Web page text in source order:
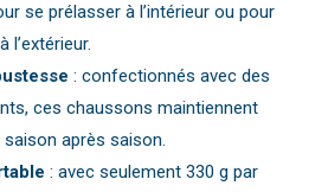
se prélasser à l’intérieur ou pour
l’extérieur.
: confectionnés avec des
ces chaussons maintiennent
après saison.
: avec seulement 330 g par